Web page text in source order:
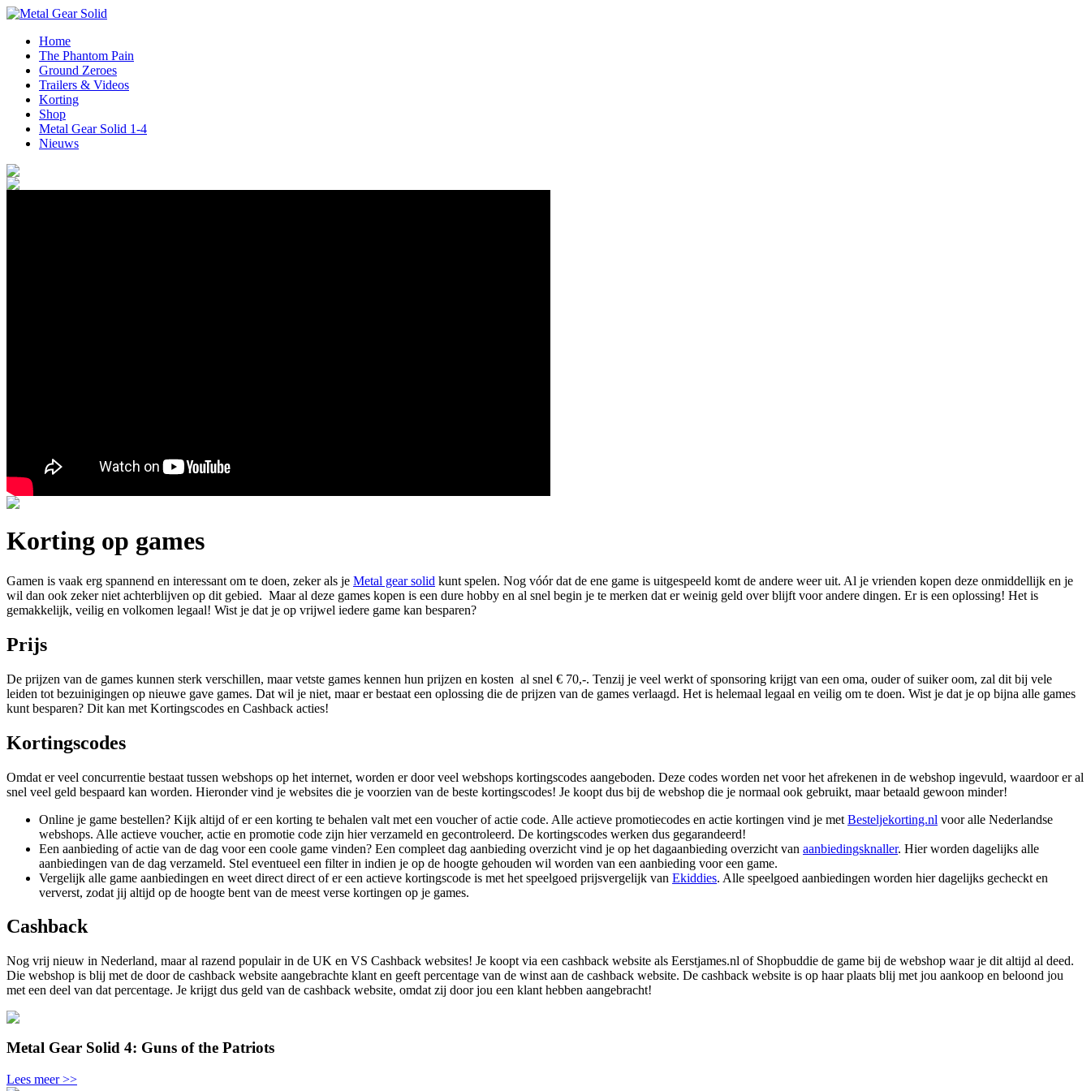
Home
The Phantom Pain
Ground Zeroes
Trailers & Videos
Korting
Shop
Metal Gear Solid 1-4
Nieuws
Korting op games
Gamen is vaak erg spannend en interessant om te doen, zeker als je Metal gear solid kunt spelen. Nog vóór dat de ene game is uitgespeeld komt de andere weer uit. Al je vrienden kopen deze onmiddellijk en je
wil dan ook zeker niet achterblijven op dit gebied. Maar al deze games kopen is een dure hobby en al snel begin je te merken dat er weinig geld over blijft voor andere dingen. Er is een oplossing! Het is
gemakkelijk, veilig en volkomen legaal! Wist je dat je op vrijwel iedere game kan besparen?
Prijs
De prijzen van de games kunnen sterk verschillen, maar vetste games kennen hun prijzen en kosten al snel € 70,-. Tenzij je veel werkt of sponsoring krijgt van een oma, ouder of suiker oom, zal dit bij vele
leiden tot bezuinigingen op nieuwe gave games. Dat wil je niet, maar er bestaat een oplossing die de prijzen van de games verlaagd. Het is helemaal legaal en veilig om te doen. Wist je dat je op bijna alle games
kunt besparen? Dit kan met Kortingscodes en Cashback acties!
Kortingscodes
Omdat er veel concurrentie bestaat tussen webshops op het internet, worden er door veel webshops kortingscodes aangeboden. Deze codes worden net voor het afrekenen in de webshop ingevuld, waardoor er al
snel veel geld bespaard kan worden. Hieronder vind je websites die je voorzien van de beste kortingscodes! Je koopt dus bij de webshop die je normaal ook gebruikt, maar betaald gewoon minder!
Online je game bestellen? Kijk altijd of er een korting te behalen valt met een voucher of actie code. Alle actieve promotiecodes en actie kortingen vind je met Besteljekorting.nl voor alle Nederlandse
webshops. Alle actieve voucher, actie en promotie code zijn hier verzameld en gecontroleerd. De kortingscodes werken dus gegarandeerd!
Een aanbieding of actie van de dag voor een coole game vinden? Een compleet dag aanbieding overzicht vind je op het dagaanbieding overzicht van aanbiedingsknaller. Hier worden dagelijks alle
aanbiedingen van de dag verzameld. Stel eventueel een filter in indien je op de hoogte gehouden wil worden van een aanbieding voor een game.
Vergelijk alle game aanbiedingen en weet direct direct of er een actieve kortingscode is met het speelgoed prijsvergelijk van Ekiddies. Alle speelgoed aanbiedingen worden hier dagelijks gecheckt en
ververst, zodat jij altijd op de hoogte bent van de meest verse kortingen op je games.
Cashback
Nog vrij nieuw in Nederland, maar al razend populair in de UK en VS Cashback websites! Je koopt via een cashback website als Eerstjames.nl of Shopbuddie de game bij de webshop waar je dit altijd al deed.
Die webshop is blij met de door de cashback website aangebrachte klant en geeft percentage van de winst aan de cashback website. De cashback website is op haar plaats blij met jou aankoop en beloond jou
met een deel van dat percentage. Je krijgt dus geld van de cashback website, omdat zij door jou een klant hebben aangebracht!
Metal Gear Solid 4: Guns of the Patriots
Lees meer >>